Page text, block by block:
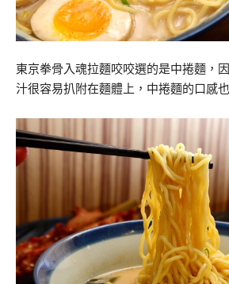
東京拳骨入魂拉麵咬咬選的是中捲麵，
汁很容易扒附在麵體上，中捲麵的口感